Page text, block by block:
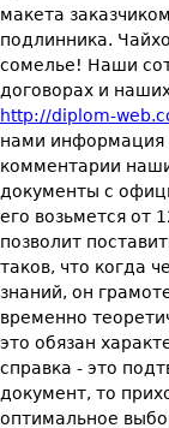
макета
подлинника.
сомелье! Наши
договорах и
http://diplom-
нами информация
комментарии
документы с
его возьмется от
позволит
таков, что когда
знаний, он
временно
это обязан
справка - это
документ, то
оптимальное